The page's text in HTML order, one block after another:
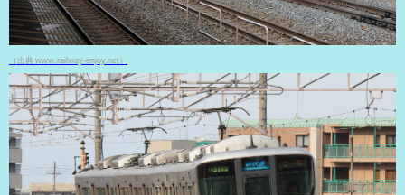
（出典 www.railway-enjoy.net）